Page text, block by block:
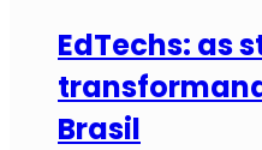
EdTechs: as
Brasil